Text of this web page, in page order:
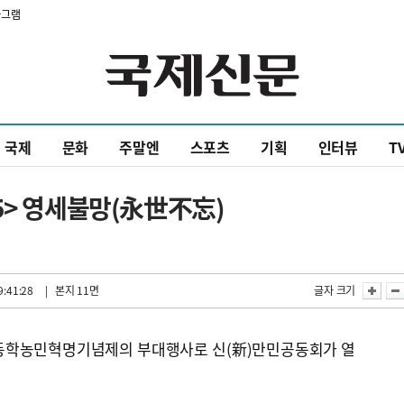
램
국제 문화 주말엔 스포츠 기획 인터뷰
영세불망(永世不忘)
| 본지 11면 글자 크기
농민혁명기념제의 부대행사로 신(新)만민공동회가 열